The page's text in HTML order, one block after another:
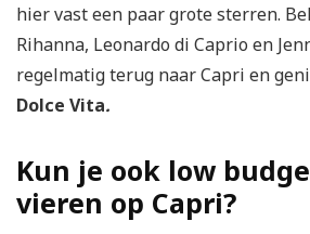
hier vast een paar grote sterren.
Rihanna, Leonardo di Caprio en
regelmatig terug naar Capri en
Dolce Vita.
Kun je ook low
vieren op Capri?